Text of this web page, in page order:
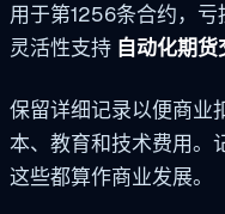
用于第1256条合约，
灵活性支持 自动化期货
保留详细记录以便商业
本、教育和技术费用。
这些都算作商业发展。